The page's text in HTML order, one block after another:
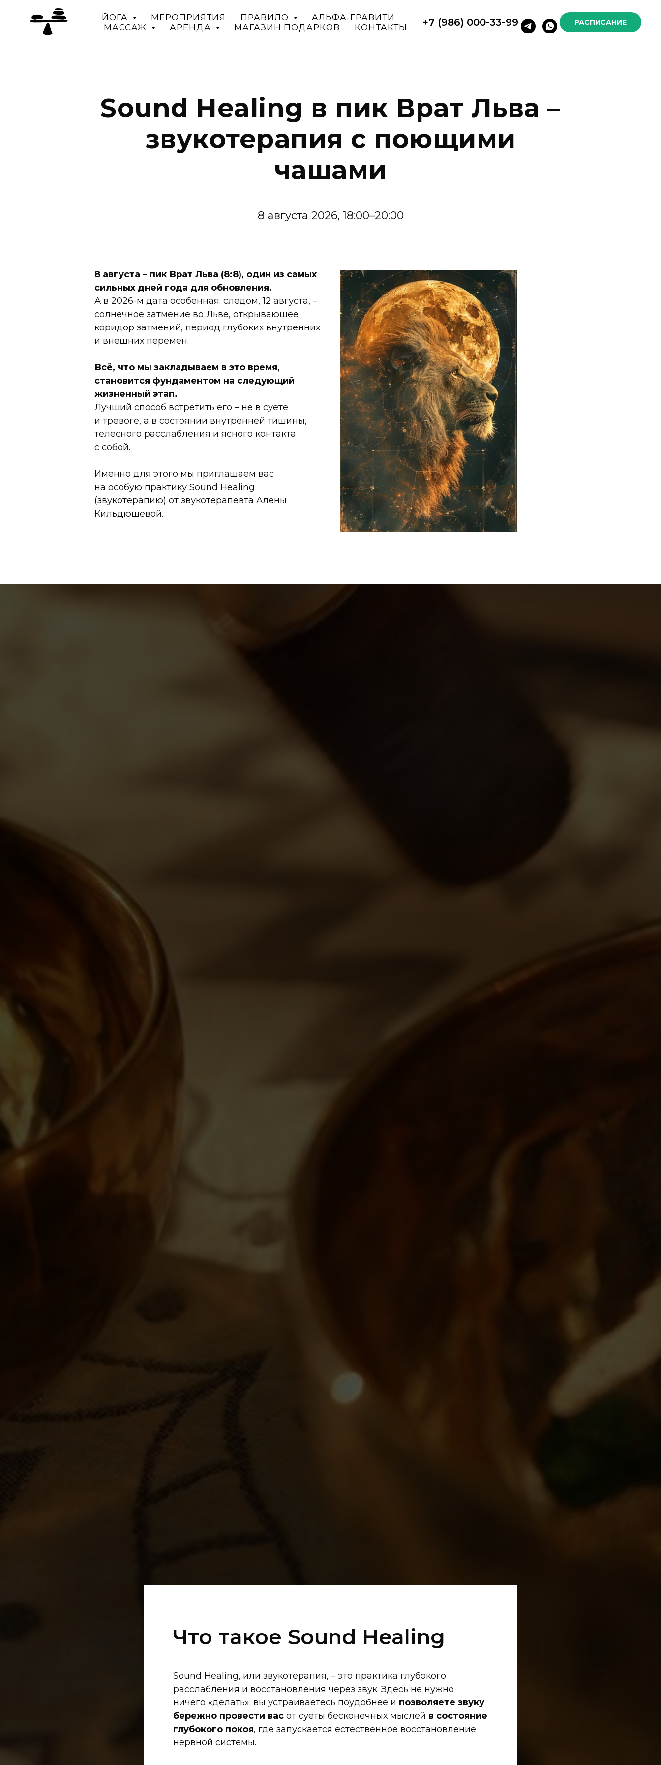
ЙОГА МЕРОПРИЯТИЯ ПРАВИЛО
АЛЬФА-ГРАВИТИ
МАССАЖ
АРЕНДА МАГАЗИН ПОДАРКОВ КОНТАКТЫ +7 (986) 000-33-99 РАСПИСАНИЕ
Sound Healing в пик Врат Льва–
звукотерапия с поющими
чашами
8 августа 2026, 18:00–20:00
8 августа – пик Врат Льва (8:8), один из самых
сильных дней года для обновления.
А в 2026-м дата особенная: следом, 12 августа, –
солнечное затмение во Льве, открывающее
коридор затмений, период глубоких внутренних
и внешних перемен.
Всё, что мы закладываем в это время,
становится фундаментом на следующий
жизненный этап.
Лучший способ встретить его – не в суете
и тревоге, а в состоянии внутренней тишины,
телесного расслабления и ясного контакта
с собой.
Именно для этого мы приглашаем вас
на особую практику Sound Healing
(звукотерапию) от звукотерапевта Алёны
Кильдюшевой.
Что такое Sound Healing
Sound Healing, или звукотерапия, – это практика глубокого
расслабления и восстановления через звук. Здесь не нужно
ничего «делать»: вы устраиваетесь поудобнее и позволяете звуку
бережно провести вас от суеты бесконечных мыслей в состояние
глубокого покоя, где запускается естественное восстановление
нервной системы.